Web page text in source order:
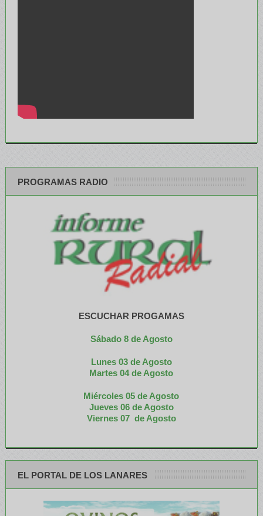
PROGRAMAS RADIO
ESCUCHAR PROGAMAS
Sábado 8 de Agosto
Lunes 03 de Agosto
Martes 04 de Agosto
Miércoles 05 de Agosto
Jueves 06 de Agosto
Viernes 07 de Agosto
EL PORTAL DE LOS LANARES